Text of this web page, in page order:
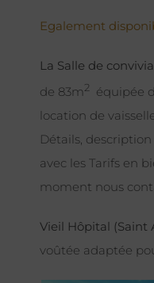
Egalement
La Salle de
de 83m2 équipée
location de
Détails,
avec les Tarifs en
moment nous
Vieil Hôpital (Saint
voûtée adaptée